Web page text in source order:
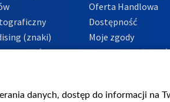
(znaki)
Oferta Handlowa
Dostępność
Moje zgody
Procedura zgłoszeń
danych, dostęp do informacji na